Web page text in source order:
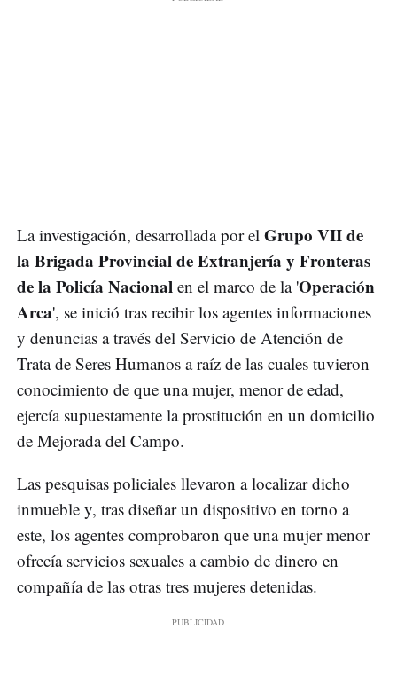
La investigación, desarrollada por el Grupo VII de
la Brigada Provincial de Extranjería y Fronteras
de la Policía Nacional en el marco de la 'Operación
Arca', se inició tras recibir los agentes informaciones
y denuncias a través del Servicio de Atención de
Trata de Seres Humanos a raíz de las cuales tuvieron
conocimiento de que una mujer, menor de edad,
ejercía supuestamente la prostitución en un domicilio
de Mejorada del Campo.
Las pesquisas policiales llevaron a localizar dicho
inmueble y, tras diseñar un dispositivo en torno a
este, los agentes comprobaron que una mujer menor
ofrecía servicios sexuales a cambio de dinero en
compañía de las otras tres mujeres detenidas.